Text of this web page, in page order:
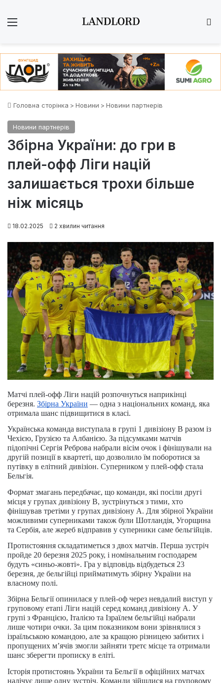
Головна сторінка > Новини > Новини партнерів
Новини партнерів
Збірна України: до гри в
плей-офф Ліги націй
залишається трохи більше
ніж місяць
18.02.2025 2 хвилин читання
Матчі плей-офф Ліги націй розпочнуться наприкінці
березня. Збірна України — одна з національних команд, яка
отримала шанс підвищитися в класі.
Українська команда виступала в групі 1 дивізіону B разом із
Чехією, Грузією та Албанією. За підсумками матчів
підопічні Сергія Реброва набрали вісім очок і фінішували на
другій позиції в квартеті, що дозволило їм поборотися за
путівку в елітний дивізіон. Суперником у плей-офф стала
Бельгія.
Формат змагань передбачає, що команди, які посіли другі
місця у групах дивізіону B, зустрінуться з тими, хто
фінішував третіми у групах дивізіону A. Для збірної України
можливими суперниками також були Шотландія, Угорщина
та Сербія, але жереб відправив у суперники саме бельгійців.
Протистояння складатиметься з двох матчів. Перша зустріч
пройде 20 березня 2025 року, і номінальним господарем
будуть «синьо-жовті». Гра у відповідь відбудеться 23
березня, де бельгійці прийматимуть збірну України на
власному полі.
Збірна Бельгії опинилася у плей-оф через невдалий виступ у
груповому етапі Ліги націй серед команд дивізіону A. У
групі з Францією, Італією та Ізраїлем бельгійці набрали
лише чотири очки. За цим показником вони зрівнялися з
ізраїльською командою, але за кращою різницею забитих і
пропущених м’ячів змогли зайняти третє місце та отримали
шанс зберегти прописку в еліті.
Історія протистоянь України та Бельгії в офіційних матчах
налічує лише одну зустріч. Команди зійшлися на груповому